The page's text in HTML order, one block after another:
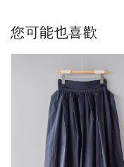
您可能也喜歡